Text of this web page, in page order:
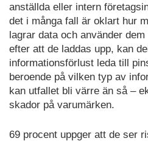
anställda eller intern
det i många fall är oklart hur
lagrar data och använder
efter att de laddas upp, kan
informationsförlust leda till
beroende på vilken typ av
kan utfallet bli värre än så –
skador på varumärken.
69 procent uppger att de ser